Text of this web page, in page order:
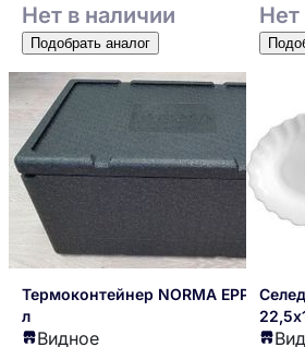
Нет в наличии
Подобрать аналог
Нет
Термоконтейнер NORMA EPP 46
л
Видное